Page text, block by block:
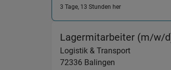
3 Tage, 13 Stunden her
Lagermitarbeiter (m/w/
Logistik & Transport
72336 Balingen